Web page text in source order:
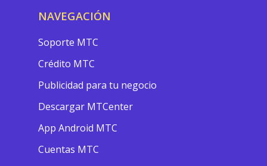
NAVEGACIÓN
Soporte MTC
Crédito MTC
Publicidad para tu negocio
Descargar MTCenter
App Android MTC
Cuentas MTC